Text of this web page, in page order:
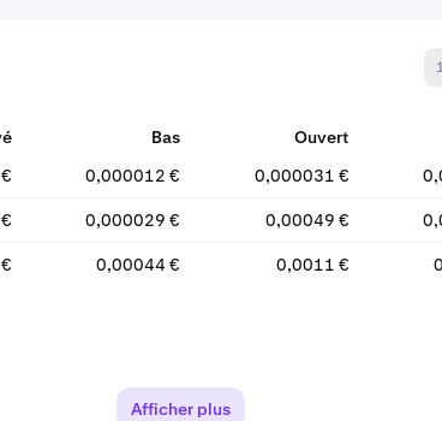
Bas Ouvert
0,000012 € 0,000031 €
0,000029 € 0,00049 €
0,00044 € 0,0011 €
Afficher plus